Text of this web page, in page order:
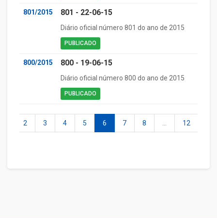
801/2015 801 - 22-06-15
Diário oficial número 801 do ano de 2015
PUBLICADO
800/2015 800 - 19-06-15
Diário oficial número 800 do ano de 2015
PUBLICADO
2 3 4 5 6 7 8 12